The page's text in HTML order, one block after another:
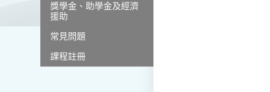
獎學金、助學金及經濟
援助
常見問題
課程註冊